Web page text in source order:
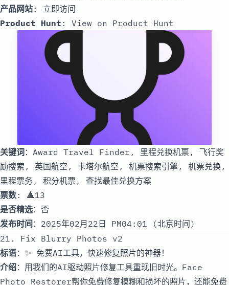
产品网站: 立即访问
Product Hunt : View on Product Hunt
关键词：Award Travel Finder, 里程兑换机票, 飞行奖
励搜索, 英国航空, 卡塔尔航空, 机票搜索引擎, 机票兑换,
里程票务, 积分机票, 查找最佳兑换方案
票数: 🔺13
是否精选：否
发布时间 ：2025年02月22日 PM04:01 (北京时间)
21. Fix Blurry Photos v2
标语：✨ 免费AI工具，快速修复照片的神器！
介绍：用我们的AI驱动照片修复工具重现旧时光。Face
Photo Restorer帮你免费修复模糊和损坏的照片，还能免费